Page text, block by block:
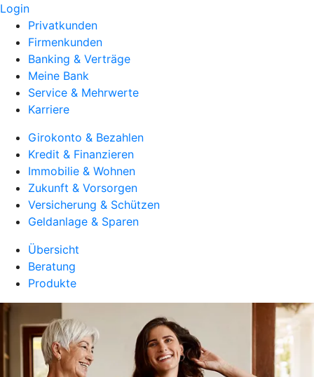
Login
Privatkunden
Firmenkunden
Banking & Verträge
Meine Bank
Service & Mehrwerte
Karriere
Girokonto & Bezahlen
Kredit & Finanzieren
Immobilie & Wohnen
Zukunft & Vorsorgen
Versicherung & Schützen
Geldanlage & Sparen
Übersicht
Beratung
Produkte